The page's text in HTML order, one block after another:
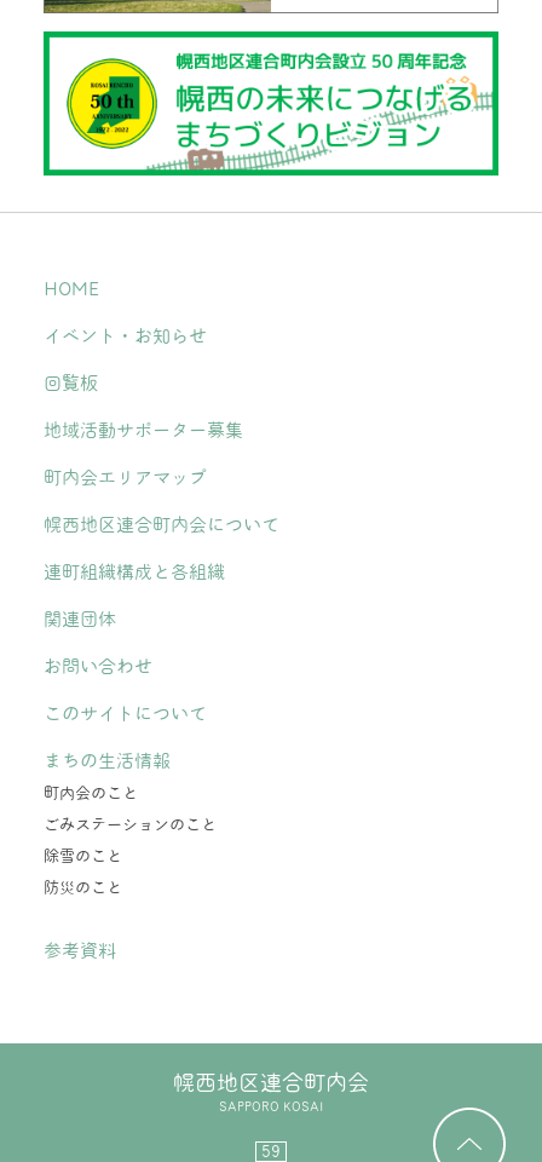
HOME
イベント・お知らせ
回覧板
地域活動サポーター募集
町内会エリアマップ
幌西地区連合町内会について
連町組織構成と各組織
関連団体
お問い合わせ
このサイトについて
まちの生活情報
町内会のこと
ごみステーションのこと
除雪のこと
防災のこと
参考資料
幌西地区連合町内会
SAPPORO KOSAI
59